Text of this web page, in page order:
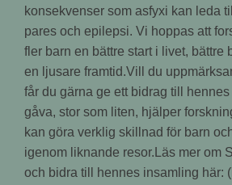
konsekvenser som asfyxi kan leda
pares och epilepsi. Vi hoppas att
fler barn en bättre start i livet, bättre
en ljusare framtid.Vill du
får du gärna ge ett bidrag till
gåva, stor som liten, hjälper
kan göra verklig skillnad för barn
igenom liknande resor.Läs mer om
och bidra till hennes insamling här: